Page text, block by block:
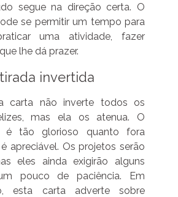
segue na direção certa. O
se permitir um tempo para
uma atividade, fazer
lhe dá prazer.
invertida
carta não inverte todos os
mas ela os atenua. O
é tão glorioso quanto fora
apreciável. Os projetos serão
eles ainda exigirão alguns
pouco de paciência. Em
esta carta adverte sobre